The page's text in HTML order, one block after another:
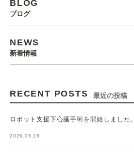
BLOG
ブログ
NEWS
新着情報
RECENT POSTS 最近の投稿
ロボット支援下心臓手術を開始しました。
2026.05.15